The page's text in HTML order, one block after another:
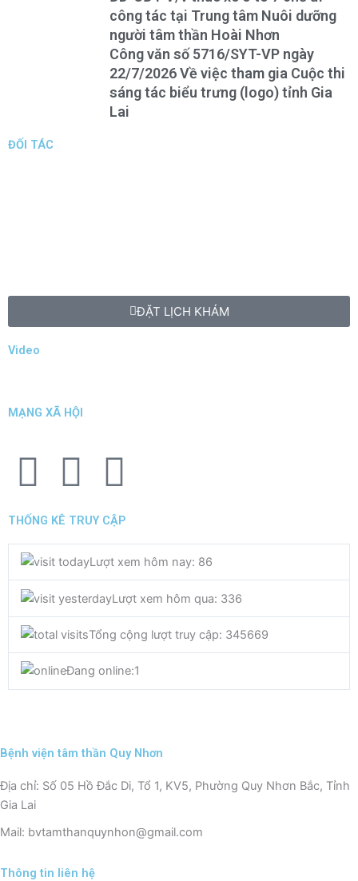
công tác tại Trung tâm Nuôi dưỡng
người tâm thần Hoài Nhơn
Công văn số 5716/SYT-VP ngày
22/7/2026 Về việc tham gia Cuộc thi
sáng tác biểu trưng (logo) tỉnh Gia
Lai
ĐỐI TÁC
ĐẶT LỊCH KHÁM
Video
MẠNG XÃ HỘI
F
a
c
e
b
o
k
T
w
i
t
t
e
Y
o
u
t
u
b
THỐNG KÊ TRUY CẬP
Lượt xem hôm nay: 86
Lượt xem hôm qua: 336
Tổng cộng lượt truy cập: 345669
Đang online:1
Bệnh viện tâm thần Quy Nhơn
Địa chỉ: Số 05 Hồ Đắc Di, Tổ 1, KV5, Phường Quy Nhơn Bắc, Tỉnh
Gia Lai
Mail: bvtamthanquynhon@gmail.com
Thông tin liên hệ